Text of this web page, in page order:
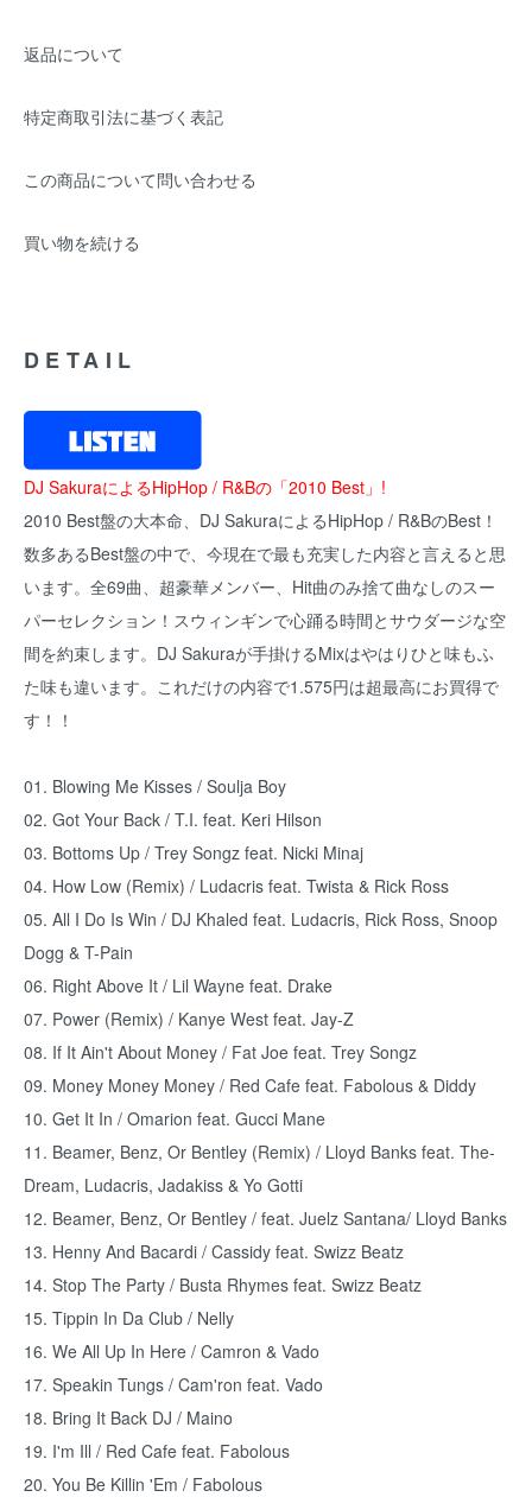
返品について
特定商取引法に基づく表記
この商品について問い合わせる
買い物を続ける
DETAIL
DJ SakuraによるHipHop / R&Bの「2010 Best」!
2010 Best盤の大本命、DJ SakuraによるHipHop / R&BのBest！
数多あるBest盤の中で、今現在で最も充実した内容と言えると思
います。全69曲、超豪華メンバー、Hit曲のみ捨て曲なしのスー
パーセレクション！スウィンギンで心踊る時間とサウダージな空
間を約束します。DJ Sakuraが手掛けるMixはやはりひと味もふ
た味も違います。これだけの内容で1.575円は超最高にお買得で
す！！
01. Blowing Me Kisses / Soulja Boy
02. Got Your Back / T.I. feat. Keri Hilson
03. Bottoms Up / Trey Songz feat. Nicki Minaj
04. How Low (Remix) / Ludacris feat. Twista & Rick Ross
05. All I Do Is Win / DJ Khaled feat. Ludacris, Rick Ross, Snoop
Dogg & T-Pain
06. Right Above It / Lil Wayne feat. Drake
07. Power (Remix) / Kanye West feat. Jay-Z
08. If It Ain't About Money / Fat Joe feat. Trey Songz
09. Money Money Money / Red Cafe feat. Fabolous & Diddy
10. Get It In / Omarion feat. Gucci Mane
11. Beamer, Benz, Or Bentley (Remix) / Lloyd Banks feat. The-
Dream, Ludacris, Jadakiss & Yo Gotti
12. Beamer, Benz, Or Bentley / feat. Juelz Santana/ Lloyd Banks
13. Henny And Bacardi / Cassidy feat. Swizz Beatz
14. Stop The Party / Busta Rhymes feat. Swizz Beatz
15. Tippin In Da Club / Nelly
16. We All Up In Here / Camron & Vado
17. Speakin Tungs / Cam'ron feat. Vado
18. Bring It Back DJ / Maino
19. I'm Ill / Red Cafe feat. Fabolous
20. You Be Killin 'Em / Fabolous